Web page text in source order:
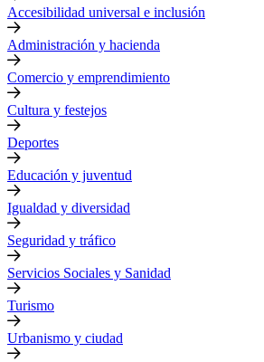
Accesibilidad universal e inclusión
Administración y hacienda
Comercio y emprendimiento
Cultura y festejos
Deportes
Educación y juventud
Igualdad y diversidad
Seguridad y tráfico
Servicios Sociales y Sanidad
Turismo
Urbanismo y ciudad